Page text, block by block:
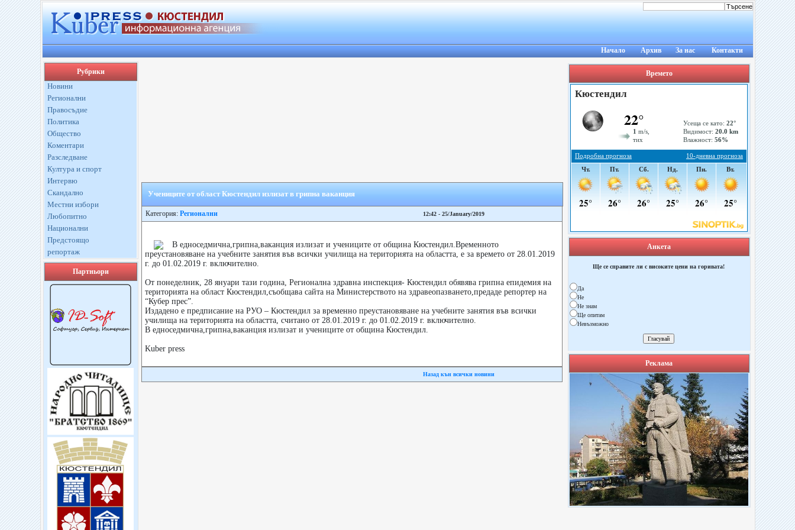
Начало Архив За нас Контакти
Рубрики
Новини
Регионални
Правосъдие
Политика
Общество
Коментари
Разследване
Култура и спорт
Интервю
Скандално
Местни избори
Любопитно
Национални
Предстоящо
репортаж
Партньори
Учениците от област Кюстендил излизат в грипна ваканция
Категория: Регионални 12:42 - 25/January/2019
В едноседмична,грипна,ваканция излизат и учениците от община Кюстендил.Временното
преустановяване на учебните занятия във всички училища на територията на областта, е за времето от 28.01.2019
г. до 01.02.2019 г. включително.
От понеделник, 28 януари тази година, Регионална здравна инспекция- Кюстендил обявява грипна епидемия на
територията на област Кюстендил,съобщава сайта на Министерството на здравеопазването,предаде репортер на
“Кубер прес”.
Издадено е предписание на РУО – Кюстендил за временно преустановяване на учебните занятия във всички
училища на територията на областта, считано от 28.01.2019 г. до 01.02.2019 г. включително.
В едноседмична,грипна,ваканция излизат и учениците от община Кюстендил.
Kuber press
Назад кън всички новини
Времето
Анкета
Ще се справите ли с високите цени на горивата!
Да
Не
Не знам
Ще опитам
Невъзможно
Реклама